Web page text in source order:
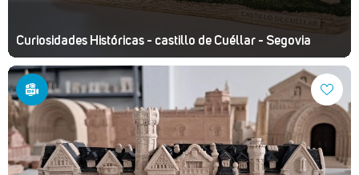
Curiosidades Históricas - castillo de Cuéllar - Segovia